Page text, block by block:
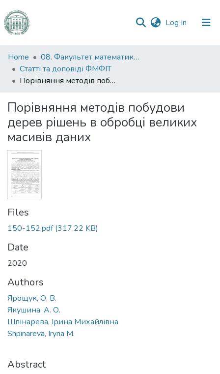
Log In (current)
Communities
&
Collections
Statistics
Home
08. Факультет математики, фізики та інформаційних технологій
Статті та доповіді ФМФІТ
Порівняння методів побудови дерев рішень в обробці великих масивів даних
Порівняння методів побудови
дерев рішень в обробці великих
масивів даних
Files
150-152.pdf(317.22 KB)
Date
2020
Authors
Ярощук, О. В.
Якушина, А. О.
Шпінарева, Ірина Михайлівна
Shpinareva, Iryna M.
Abstract